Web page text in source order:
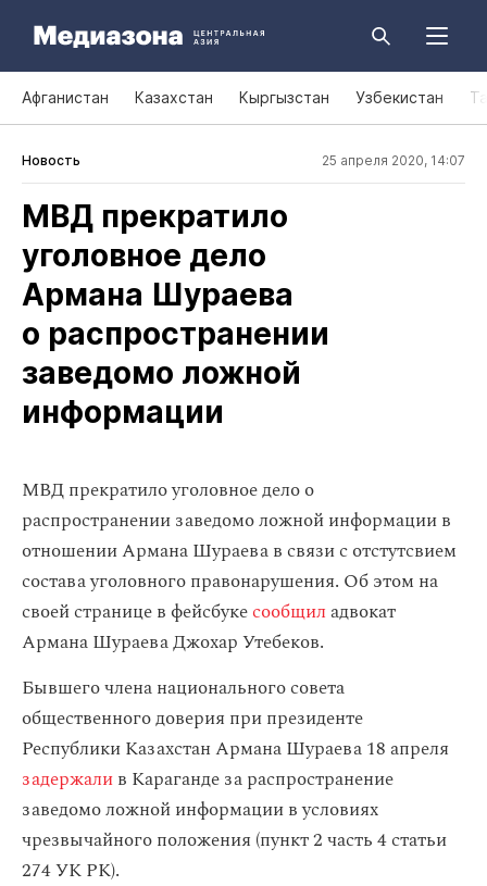
Афганистан Казахстан Кыргызстан Узбекистан
Новость 25 апреля 2020, 14:07
МВД прекратило
уголовное дело
Армана Шураева
о распространении
заведомо ложной
информации
МВД прекратило уголовное дело о
распространении заведомо ложной информации в
отношении Армана Шураева в связи с отстутсвием
состава уголовного правонарушения. Об этом на
своей странице в фейсбукесообщиладвокат
Армана Шураева Джохар Утебеков.
Бывшего члена национального совета
общественного доверия при президенте
Республики Казахстан Армана Шураева 18 апреля
задержалив Караганде за распространение
заведомо ложной информации в условиях
чрезвычайного положения (пункт 2 часть 4 статьи
274 УК РК).